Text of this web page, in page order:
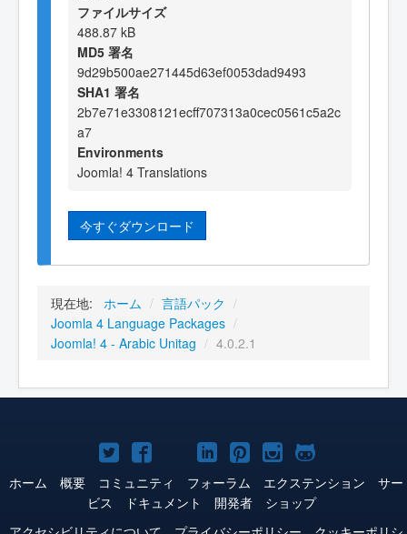
ファイルサイズ
488.87 kB
MD5 署名
9d29b500ae271445d63ef0053dad9493
SHA1 署名
2b7e71e3308121ecff707313a0cec0561c5a2c
a7
Environments
Joomla! 4 Translations
今すぐダウンロード
現在地: ホーム / 言語パック /
Joomla 4 Language Packages /
Joomla! 4 - Arabic Unitag / 4.0.2.1
Joomla!
Twitter
Joomla!
Facebook
Joomla!
YouTube
Joomla!
LinkedIn
Joomla!
Pinterest
Joomla!
Instagram
Joomla!
GitHub
ホーム 概要 コミュニティ フォーラム エクステンション
サー
ビス
ドキュメント 開発者
ショップ